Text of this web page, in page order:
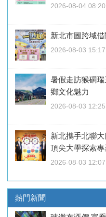
2026-08-04 08:20
新北市圖跨域
2026-08-03 15:17
暑假走訪猴硐
鄉文化魅力
2026-08-03 12:25
新北攜手北聯
頂尖大學探索專
2026-08-03 12:07
熱門新聞